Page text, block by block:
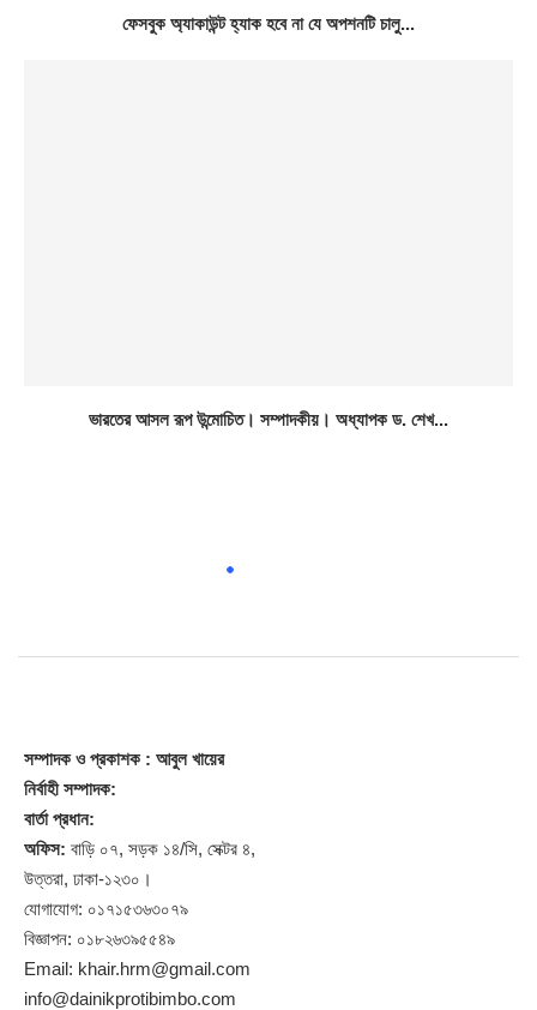
ফেসবুক অ্যাকাউন্ট হ্যাক হবে না যে অপশনটি চালু...
ভারতের আসল রূপ উন্মোচিত। সম্পাদকীয়। অধ্যাপক ড. শেখ...
সম্পাদকও প্রকাশক : আবুল খায়ের
নির্বাহী সম্পাদক:
বার্তা প্রধান:
অফিস: বাড়ি ০৭, সড়ক ১৪/সি, সেক্টর ৪,
উত্তরা, ঢাকা-১২৩০।
যোগাযোগ: ০১৭১৫৩৬৩০৭৯
বিজ্ঞাপন: ০১৮২৬৩৯৫৫৪৯
Email: khair.hrm@gmail.com
info@dainikprotibimbo.com